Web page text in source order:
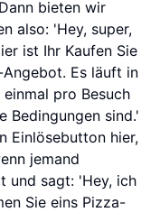
bieten wir
also: 'Hey, super,
ist Ihr Kaufen Sie
Es läuft in
einmal pro Besuch
Bedingungen sind.'
Einlösebutton hier,
jemand
und sagt: 'Hey, ich
Sie eins Pizza-